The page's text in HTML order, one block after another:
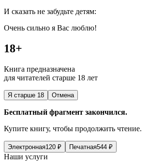
И сказать не забудьте детям:
Очень сильно я Вас люблю!
18+
Книга предназначена
для читателей старше 18 лет
Я старше 18 Отмена
Бесплатный фрагмент закончился.
Купите книгу, чтобы продолжить чтение.
Электронная120 ₽ Печатная544 ₽
Наши услуги